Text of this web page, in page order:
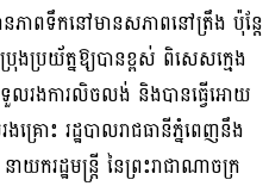
ាពទឹកនៅមានសភាពនៅត្រឹង ប៉ុន្តែ
ប្រយ័ត្នឱ្យបានខ្ពស់ ពិសេសក្មេង
លរងការលិចលង់ និងបានធ្វើអោយ
ោះ រដ្ឋបាលរាជធានីភ្នំពេញនឹង
ដ្ឋមន្ត្រី នៃព្រះរាជាណាចក្រ